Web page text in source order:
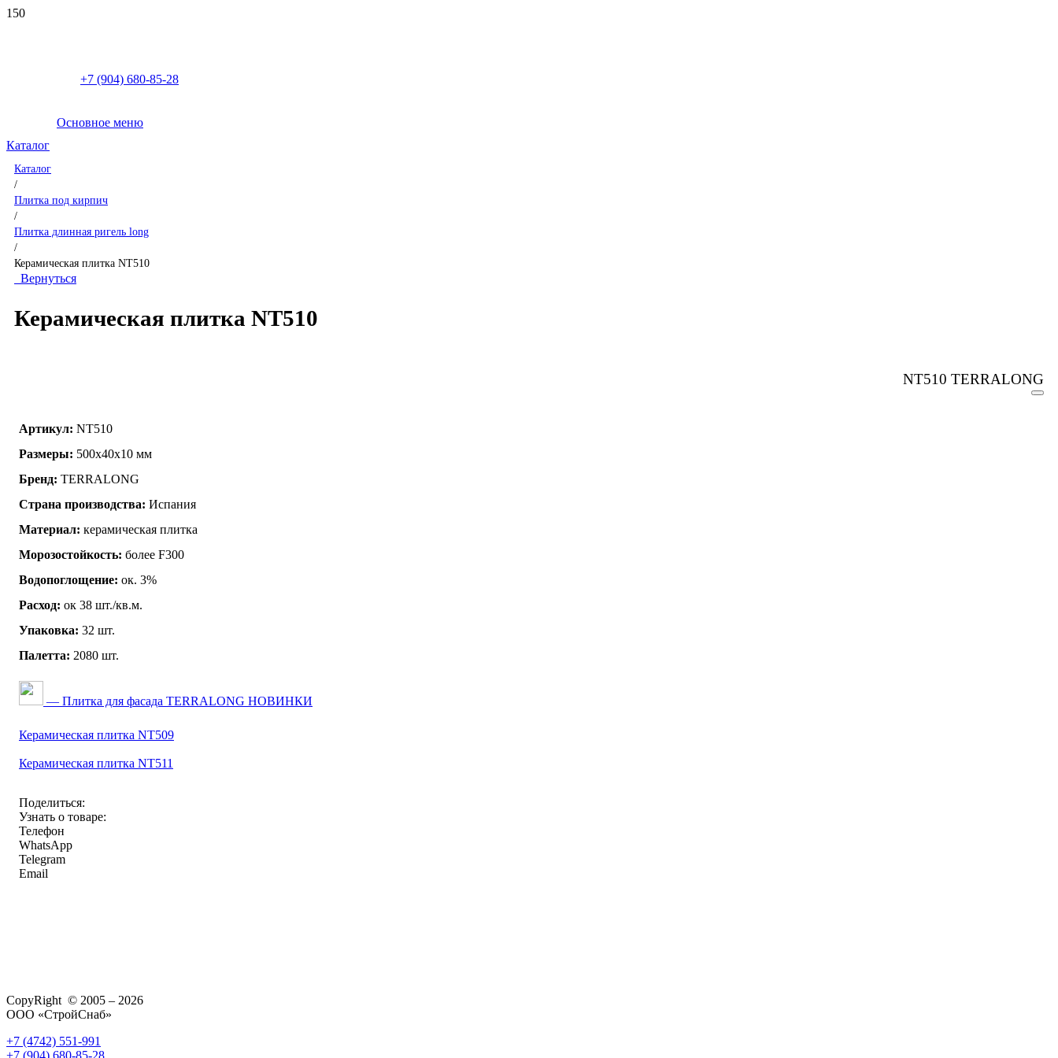
+7 (904) 680-85-28
Основное меню
Каталог
Каталог
/
Плитка под кирпич
/
Плитка длинная ригель long
/
Керамическая плитка NT510
Вернуться
Керамическая плитка NT510
NT510 TERRALONG
Артикул: NT510
Размеры: 500х40х10 мм
Бренд: TERRALONG
Страна производства: Испания
Материал: керамическая плитка
Морозостойкость: более F300
Водопоглощение: ок. 3%
Расход: ок 38 шт./кв.м.
Упаковка: 32 шт.
Палетта: 2080 шт.
— Плитка для фасада TERRALONG НОВИНКИ
Керамическая плитка NT509
Керамическая плитка NT511
Поделиться:
Узнать о товаре:
Телефон
WhatsApp
Telegram
Email
CopyRight © 2005 – 2026
ООО «СтройСнаб»
+7 (4742) 551-991
+7 (904) 680-85-28